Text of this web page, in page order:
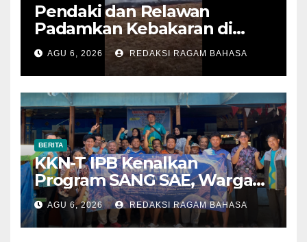
Pendaki dan Relawan
Padamkan Kebakaran di
Alun-alun Suryakencana
Sebelum Meluas
AGU 6, 2026 REDAKSI RAGAM BAHASA
BERITA
KKN-T IPB Kenalkan
Program SANG SAE, Warga
Desa Sangrawayang Diajak
Ubah Sampah Jadi Bernilai
Ekonomi
AGU 6, 2026 REDAKSI RAGAM BAHASA